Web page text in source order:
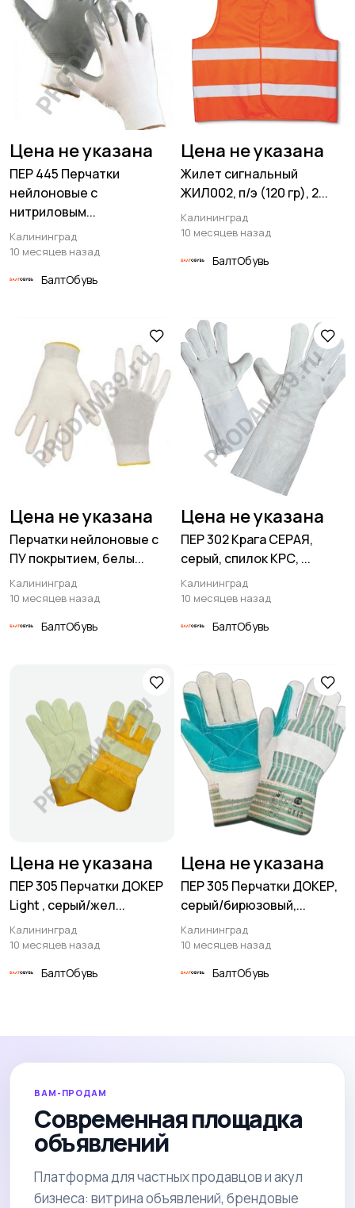
Цена не указана
ПЕР 445 Перчатки
нейлоновые с
нитриловым...
Калининград
10 месяцев назад
БалтОбувь
Цена не указана
Жилет сигнальный
ЖИЛ002, п/э (120 гр), 2...
Калининград
10 месяцев назад
БалтОбувь
Цена не указана
Перчатки нейлоновые с
ПУ покрытием, белы...
Калининград
10 месяцев назад
БалтОбувь
Цена не указана
ПЕР 302 Крага СЕРАЯ,
серый, спилок КРС, ...
Калининград
10 месяцев назад
БалтОбувь
Цена не указана
ПЕР 305 Перчатки ДОКЕР
Light , серый/жел...
Калининград
10 месяцев назад
БалтОбувь
Цена не указана
ПЕР 305 Перчатки ДОКЕР,
серый/бирюзовый,...
Калининград
10 месяцев назад
БалтОбувь
ВАМ-ПРОДАМ
Современная площадка
объявлений
Платформа для частных продавцов и акул
бизнеса: витрина объявлений, брендовые